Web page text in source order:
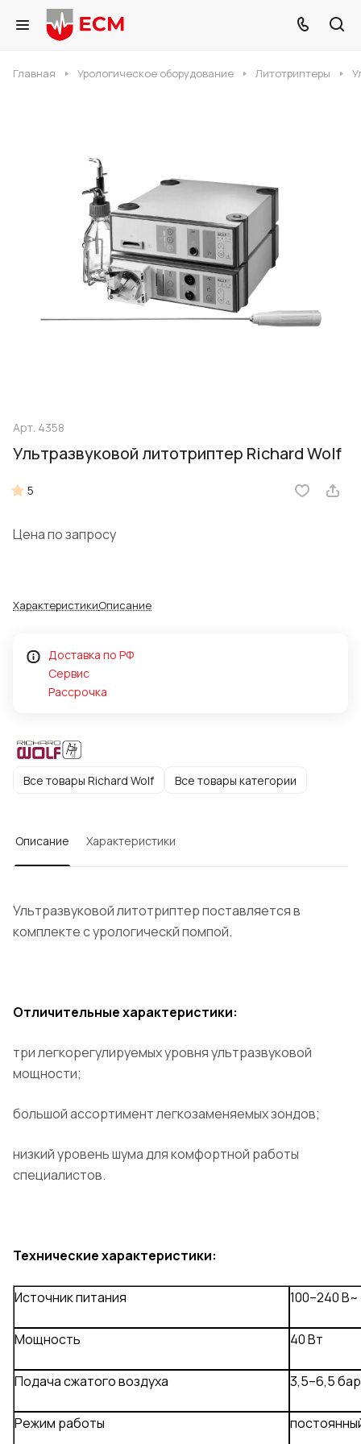
Главная Урологическое оборудование Литотриптеры
Арт. 4358
Ультразвуковой литотриптер Richard Wolf
5
Цена по запросу
ХарактеристикиОписание
Доставка по РФ
Сервис
Рассрочка
Все товары Richard Wolf Все товары категории
Описание Характеристики
Ультразвуковой литотриптер поставляется в
комплекте с урологическй помпой.
Отличительные характеристики:
три легкорегулируемых уровня ультразвуковой
мощности;
большой ассортимент легкозаменяемых зондов;
низкий уровень шума для комфортной работы
специалистов.
Технические характеристики:
Источник питания 100–240
Мощность 40 Вт
Подача сжатого воздуха 3,5–6,5 бар
Режим работы